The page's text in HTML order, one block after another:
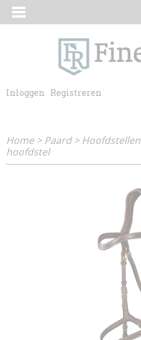
Inloggen Registreren
Home>Paard>Hoofdstellen
hoofdstel